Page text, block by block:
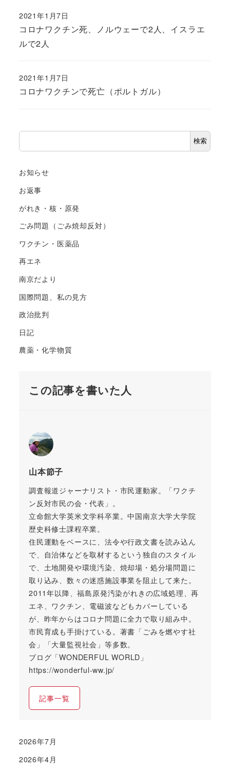
コロナワクチン死、ノルウェーで2人、イスラエ
ルで2人
2021年1月7日
コロナワクチンで死亡（ポルトガル）
2021年1月7日
索
検索
お知らせ
お返事
がれき・核・原発
ごみ問題（ごみ焼却反対）
ワクチン・医薬品
再エネ
南京だより
国際問題、私の見方
政治批判
日記
農薬・化学物質
この記事を書いた人
山本節子
調査報道ジャーナリスト・市民運動家。「ワクチ
ン反対市民の会・代表」。
立命館大学英米文学科卒業。中国南京大学大学院
歴史科修士課程卒業。
住民運動をベースに、法令や行政文書を読み込ん
で、自治体などを取材するという独自のスタイル
で、土地開発や環境汚染、焼却場・処分場問題に
取り込み、数々の迷惑施設事業を阻止して来た。
2011年以降、福島原発汚染がれきの広域処理、再
エネ、ワクチン、電磁波などもカバーしている
が、昨年からはコロナ問題に全力で取り組み中。
市民育成も手掛けている。著書「ごみを燃やす社
会」「大量監視社会」等多数。
ブログ「WONDERFUL WORLD」
https://wonderful-ww.jp/
記事一覧
2026年7月
2026年4月